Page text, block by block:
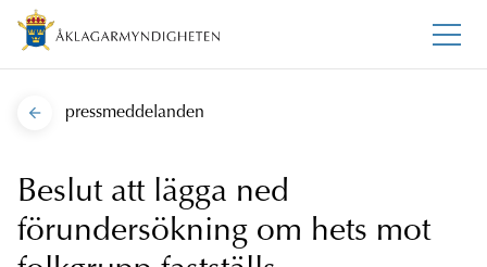
pressmeddelanden
Beslut att lägga ned
förundersökning om hets mot